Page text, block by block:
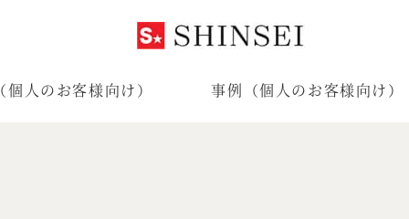
人のお客様向け） 事例（個人のお客様向け）